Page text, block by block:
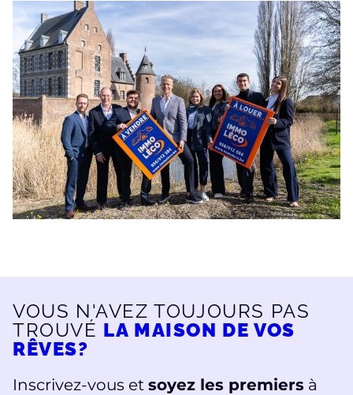
VOUS N'AVEZ TOUJOURS PAS
TROUVÉ LA MAISON DE VOS
RÊVES?
Inscrivez-vous et soyez les premiers à